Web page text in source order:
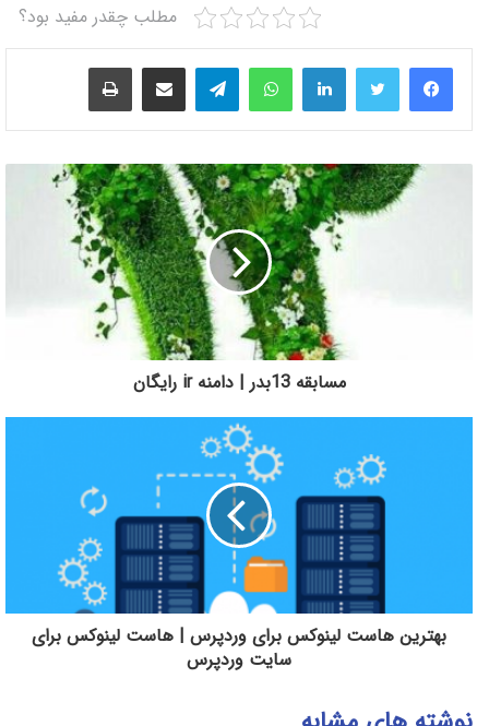
مطلب چقدر مفید بود؟
لینکدینواتس آپ تلگرام اشتراک گذاری از طریق ایمیل چاپ
مسابقه 13بدر | دامنه ir رایگان
بهترین هاست لینوکس برای وردپرس | هاست لینوکس برای
سایت وردپرس